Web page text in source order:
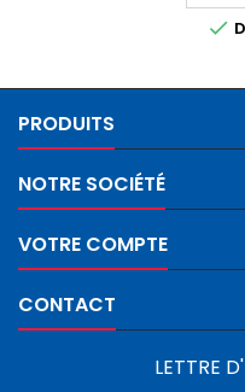

PRODUITS
NOTRE SOCIÉTÉ
VOTRE COMPTE
CONTACT
LETTRE